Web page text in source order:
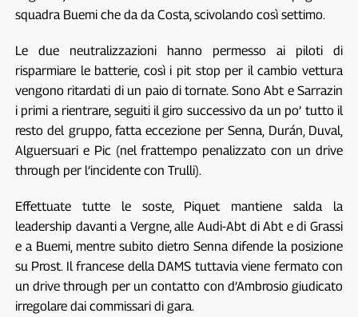
squadra Buemi che da da Costa, scivolando così settimo.
Le due neutralizzazioni hanno permesso ai piloti di
risparmiare le batterie, così i pit stop per il cambio vettura
vengono ritardati di un paio di tornate. Sono Abt e Sarrazin
i primi a rientrare, seguiti il giro successivo da un po’ tutto il
resto del gruppo, fatta eccezione per Senna, Durán, Duval,
Alguersuari e Pic (nel frattempo penalizzato con un drive
through per l’incidente con Trulli).
Effettuate tutte le soste, Piquet mantiene salda la
leadership davanti a Vergne, alle Audi-Abt di Abt e di Grassi
e a Buemi, mentre subito dietro Senna difende la posizione
su Prost. Il francese della DAMS tuttavia viene fermato con
un drive through per un contatto con d’Ambrosio giudicato
irregolare dai commissari di gara.